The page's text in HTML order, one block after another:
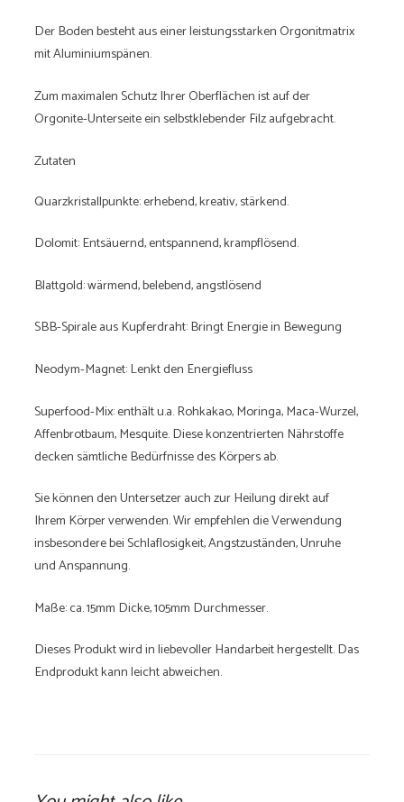
Der Boden besteht aus einer leistungsstarken Orgonitmatrix
mit Aluminiumspänen.
Zum maximalen Schutz Ihrer Oberflächen ist auf der
Orgonite-Unterseite ein selbstklebender Filz aufgebracht.
Zutaten
Quarzkristallpunkte: erhebend, kreativ, stärkend.
Dolomit: Entsäuernd, entspannend, krampflösend.
Blattgold: wärmend, belebend, angstlösend
SBB-Spirale aus Kupferdraht: Bringt Energie in Bewegung
Neodym-Magnet: Lenkt den Energiefluss
Superfood-Mix: enthält u.a. Rohkakao, Moringa, Maca-Wurzel,
Affenbrotbaum, Mesquite. Diese konzentrierten Nährstoffe
decken sämtliche Bedürfnisse des Körpers ab.
Sie können den Untersetzer auch zur Heilung direkt auf
Ihrem Körper verwenden. Wir empfehlen die Verwendung
insbesondere bei Schlaflosigkeit, Angstzuständen, Unruhe
und Anspannung.
Maße: ca. 15mm Dicke, 105mm Durchmesser.
Dieses Produkt wird in liebevoller Handarbeit hergestellt. Das
Endprodukt kann leicht abweichen.